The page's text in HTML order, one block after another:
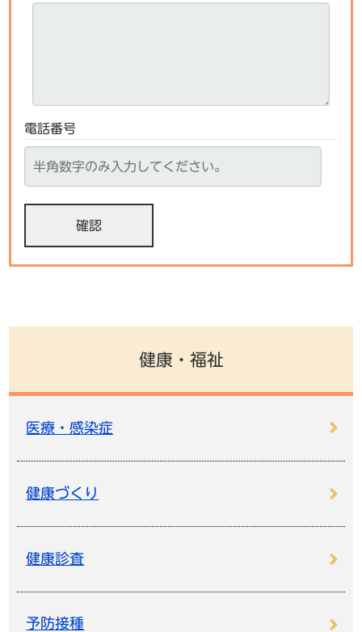
電話番号
健康・福祉
医療・感染症
健康づくり
健康診査
予防接種